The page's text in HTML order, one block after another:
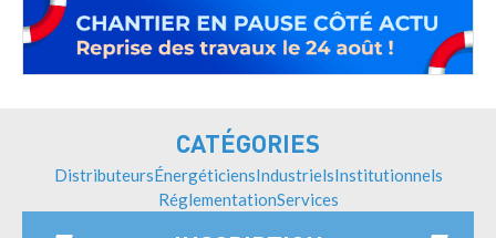
CATÉGORIES
DistributeursÉnergéticiensIndustrielsInstitutionnels
RéglementationServices